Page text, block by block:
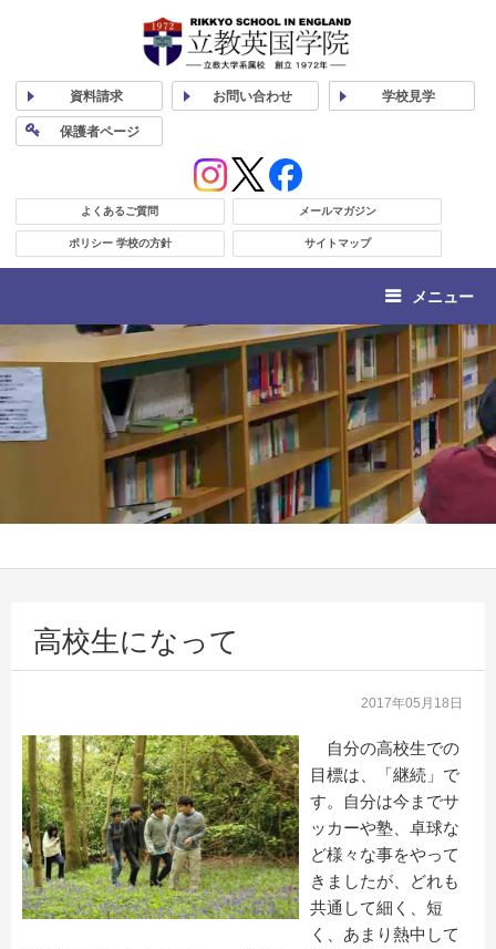
資料請求 お問い合わせ 学校見学
保護者ページ
よくあるご質問 メールマガジン
ポリシー 学校の方針 サイトマップ
メニュー
高校生になって
2017年05月18日
自分の高校生での
目標は、「継続」で
す。自分は今までサ
ッカーや塾、卓球な
ど様々な事をやって
きましたが、どれも
共通して細く、短
く、あまり熱中して